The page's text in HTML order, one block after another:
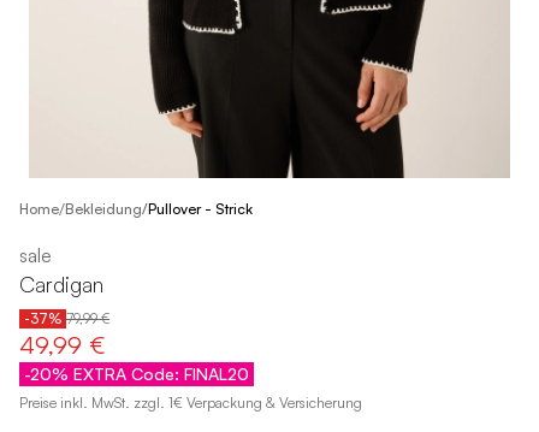
Home/Bekleidung/Pullover - Strick
sale
Cardigan
-37% 79,99 €
49,99 €
-20% EXTRA Code: FINAL20
Preise inkl. MwSt. zzgl. 1€ Verpackung & Versicherung